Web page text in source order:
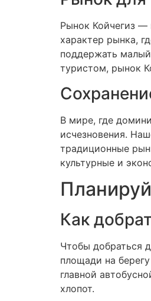
Рынок Койчегиз —
характер рынка,
поддержать
туристом, рынок
В мире, где
исчезновения.
традиционные
культурные и
Как
Чтобы добраться
площади на
главной
хлопот.